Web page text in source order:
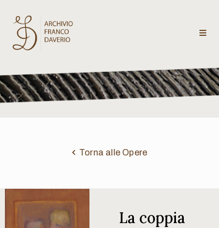
Archivio
Franco
Daverio
critici
Contatti
Torna alle Opere
La coppia